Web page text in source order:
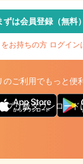
ずは会員登録（無料）
お持ちの方 ログイン
のご利用でもっと便
プリ版ダウンロード